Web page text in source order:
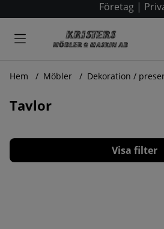
Företag|
Hem Möbler Dekoration /
Tavlor
Filtrera